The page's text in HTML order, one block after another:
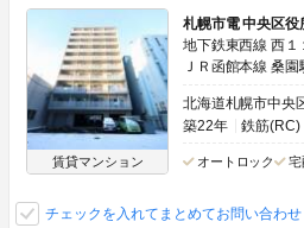
賃貸マンション
札幌市電 中央区役
地下鉄東西線 西
ＪＲ函館本線 桑
北海道札幌市中央
築22年
鉄筋(RC)
オートロック 宅
チェックを入れてまとめてお問い合わせ